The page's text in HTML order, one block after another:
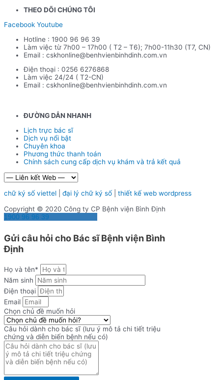
THEO DÕI CHÚNG TÔI
Facebook Youtube
Hotline : 1900 96 96 39
Làm việc từ 7h00 – 17h00 ( T2 – T6); 7h00-11h30 (T7, CN)
Email : cskhonline@benhvienbinhdinh.com.vn
Điện thoại : 0256 6276868
Làm việc 24/24 ( T2-CN)
Email : cskhonline@benhvienbinhdinh.com.vn
ĐƯỜNG DẪN NHANH
Lịch trực bác sĩ
Dịch vụ nổi bật
Chuyên khoa
Phương thức thanh toán
Chính sách cung cấp dịch vụ khám và trả kết quả
chữ ký số viettel đại lý chữ ký số
thiết kế web wordpress
Copyright © 2020 Công ty CP Bệnh viện Bình Định
1900 96 96 39
Gửi câu hỏi cho Bác sĩ Bệnh viện Bình
Định
Họ và tên*
Năm sinh
Điện thoại
Email
Chọn chủ đề muốn hỏi
Câu hỏi dành cho bác sĩ (lưu ý mô tả chi tiết triệu
chứng và diễn biến bệnh nếu có)